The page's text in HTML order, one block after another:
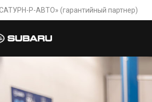
Р-АВТО» (гарантийный партнер)